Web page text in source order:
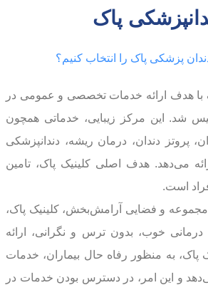
پاک
پزشکی پاک را انتخاب کنیم؟
با هدف ارائه خدمات تخصصی و عمومی در
شد. این مرکز زیبایی، خدماتی همچون
پروتز دندان، درمان ریشه، دندانپزشکی
می‌دهد. هدف اصلی کلینیک پاک، تامین
است.
و فضایی آرامش‌بخش، کلینیک پاک،
درمانی خوب، بدون ترس و نگرانی، ارائه
پاک، به منظور رفاه حال بیماران، خدمات
و این امر، در دسترس بودن خدمات در